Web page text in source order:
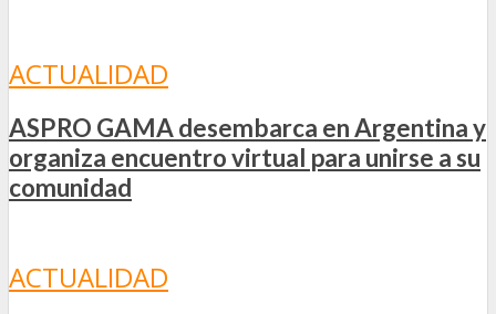
ACTUALIDAD
ASPRO GAMA desembarca en Argentina y
organiza encuentro virtual para unirse a su
comunidad
ACTUALIDAD